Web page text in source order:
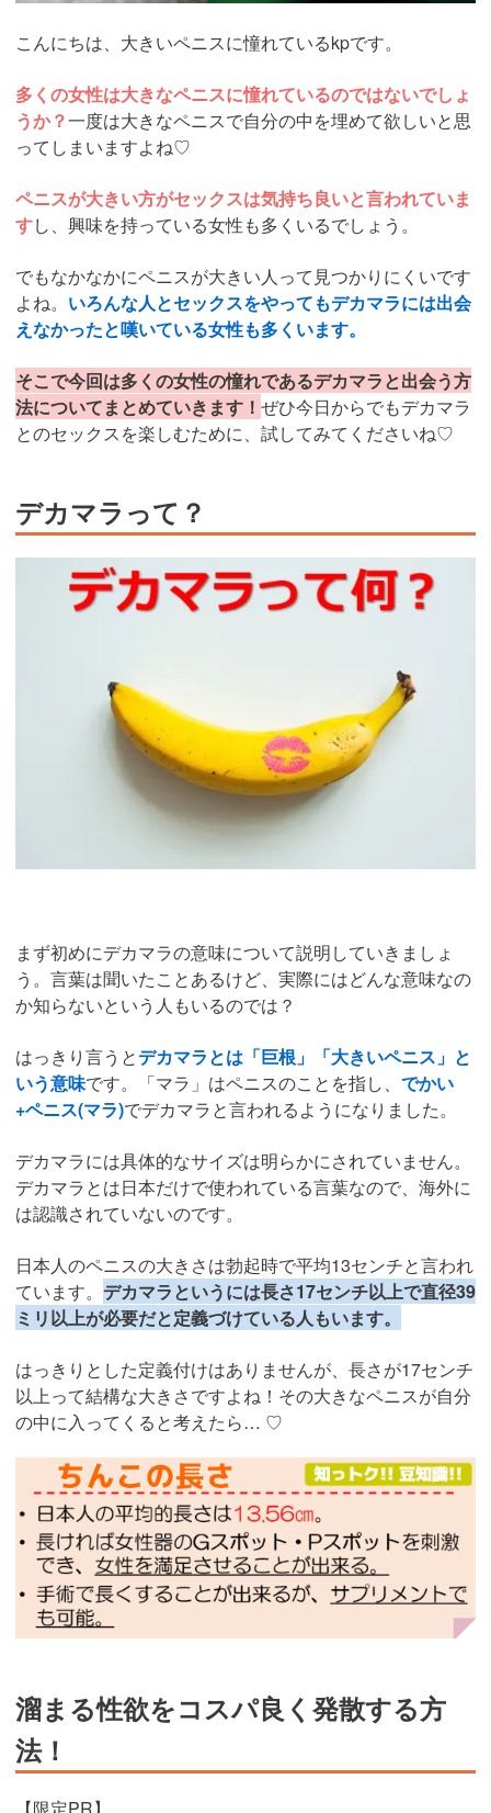
こんにちは、大きいペニスに憧れているkpです。
多くの女性は大きなペニスに憧れているのではないでしょ
うか？一度は大きなペニスで自分の中を埋めて欲しいと思
ってしまいますよね♡
ペニスが大きい方がセックスは気持ち良いと言われていま
すし、興味を持っている女性も多くいるでしょう。
でもなかなかにペニスが大きい人って見つかりにくいです
よね。 いろんな人とセックスをやってもデカマラには出会
えなかったと嘆いている女性も多くいます。
そこで今回は多くの女性の憧れであるデカマラと出会う方
法についてまとめていきます！ ぜひ今日からでもデカマラ
とのセックスを楽しむために、試してみてくださいね♡
デカマラって？
まず初めにデカマラの意味について説明していきましょ
う。言葉は聞いたことあるけど、実際にはどんな意味なの
か知らないという人もいるのでは？
はっきり言うとデカマラとは「巨根」「大きいペニス」と
いう意味です。「マラ」はペニスのことを指し、 でかい
+ペニス(マラ)でデカマラと言われるようになりました。
デカマラには具体的なサイズは明らかにされていません。
デカマラとは日本だけで使われている言葉なので、海外に
は認識されていないのです。
日本人のペニスの大きさは勃起時で平均13センチと言われ
ています。 デカマラというには長さ17センチ以上で直径39
ミリ以上が必要だと定義づけている人もいます。
はっきりとした定義付けはありませんが、長さが17センチ
以上って結構な大きさですよね！その大きなペニスが自分
の中に入ってくると考えたら… ♡
溜まる性欲をコスパ良く発散する方
法！